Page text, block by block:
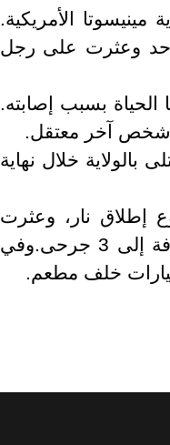
الأمريكية.
وعثرت على رجل
بسبب إصابته.
شخص آخر معتقل.
بالولاية خلال نهاية
إطلاق نار، وعثرت
الشرطة على جثة رجل مقتول على جانب طريق خارج أحد البارات، إضافة إلى 3 جرحى.وفي
خلف مطعم.